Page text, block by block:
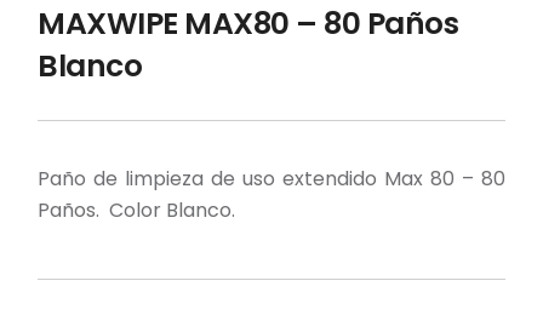
MAXWIPE MAX80 – 80 Paños
Blanco
Paño de limpieza de uso extendido Max 80 – 80
Paños. Color Blanco.